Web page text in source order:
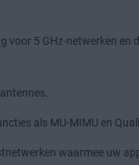
voor 5 GHz-netwerken en
als MU-MIMU en
waarmee uw